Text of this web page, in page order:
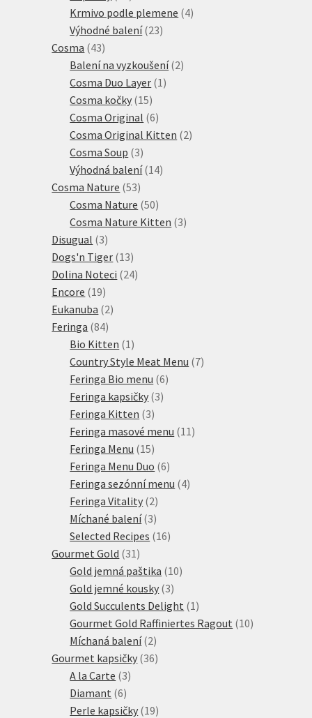
produktů
Krmivo podle plemene 44
Výhodné balení 2323
Cosma 4343
produktů
Balení na vyzkoušení 22
Cosma Duo Layer 1 1
Cosma kočky 1515
produktů
Cosma Original 66
produktů
Cosma Original Kitten 22
Cosma Soup 33
produkty
Výhodná balení 1414
Cosma Nature 5353
produktů
Cosma Nature 5050
produktů
Cosma Nature Kitten 33
Disugual 33
produkty
Dogs'n Tiger 1313
produktů
Dolina Noteci 2424
Encore 1919
produktů
Eukanuba 22
Feringa 8484
produktů
Bio Kitten 1 1
produkt
Country Style Meat Menu 77
Feringa Bio menu 66
Feringa kapsičky 33
Feringa Kitten 33
produkty
Feringa masové menu 11 11
Feringa Menu 1515
produktů
Feringa Menu Duo 66
produktů
Feringa sezónní menu 44
Feringa Vitality 22
produkty
Míchané balení 33
produkty
Selected Recipes 1616
Gourmet Gold 31 31
produktů
Gold jemná paštika 1010
Gold jemné kousky 33
produkty
Gold Succulents Delight 1 1
produkt
Gourmet Gold Raffiniertes Ragout 1010
Míchaná balení 22
produkty
Gourmet kapsičky 3636
A la Carte 33
Diamant 66
produktů
Perle kapsičky 1919